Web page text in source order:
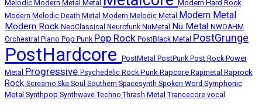
Melodic Modern Metal Metal Modern Hard Rock
Modern Melodic Death Metal Modern Melodic Metal Modern Metal
Modern Rock NeoClassical Neurofunk NuMetal Nu Metal NWOAHM
Orchestral
Piano Pop Punk Pop Rock PostBlack Metal PostGrunge
PostHardcore PostMetal PostPunk Post Rock Power
Metal Progressive Psychedelic Rock Punk Rapcore Rapmetal Raprock
Rock Screamo Ska Soul Southern Spacesynth Spoken Word Symphonic
Metal Synthpop Synthwave Techno Thrash Metal Trancecore vocal